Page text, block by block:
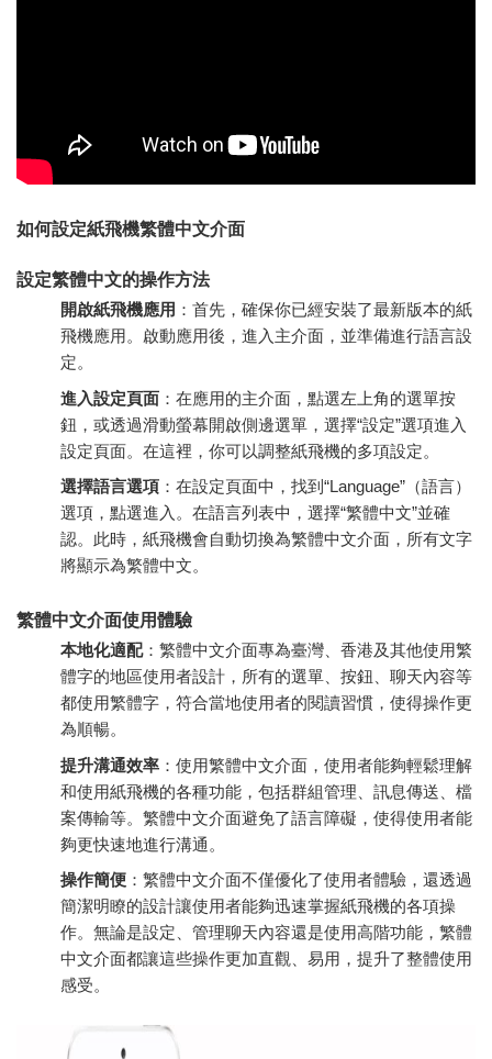
如何設定紙飛機繁體中文介面
設定繁體中文的操作方法
開啟紙飛機應用 ：首先，確保你已經安裝了最新版本的紙
飛機應用。啟動應用後，進入主介面，並準備進行語言設
定。
進入設定頁面 ：在應用的主介面，點選左上角的選單按
鈕，或透過滑動螢幕開啟側邊選單，選擇“設定”選項進入
設定頁面。在這裡，你可以調整紙飛機的多項設定。
選擇語言選項 ：在設定頁面中，找到“Language”（語言）
選項，點選進入。在語言列表中，選擇“繁體中文”並確
認。此時，紙飛機會自動切換為繁體中文介面，所有文字
將顯示為繁體中文。
繁體中文介面使用體驗
本地化適配：繁體中文介面專為臺灣、香港及其他使用繁
體字的地區使用者設計，所有的選單、按鈕、聊天內容等
都使用繁體字，符合當地使用者的閱讀習慣，使得操作更
為順暢。
提升溝通效率 ：使用繁體中文介面，使用者能夠輕鬆理解
和使用紙飛機的各種功能，包括群組管理、訊息傳送、檔
案傳輸等。繁體中文介面避免了語言障礙，使得使用者能
夠更快速地進行溝通。
操作簡便 ：繁體中文介面不僅優化了使用者體驗，還透過
簡潔明瞭的設計讓使用者能夠迅速掌握紙飛機的各項操
作。無論是設定、管理聊天內容還是使用高階功能，繁體
中文介面都讓這些操作更加直觀、易用，提升了整體使用
感受。